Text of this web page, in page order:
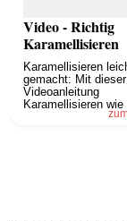
Video - Richtig
Karamellisieren
Karamellisieren
gemacht: Mit dieser
Videoanleitung
Karamellisieren